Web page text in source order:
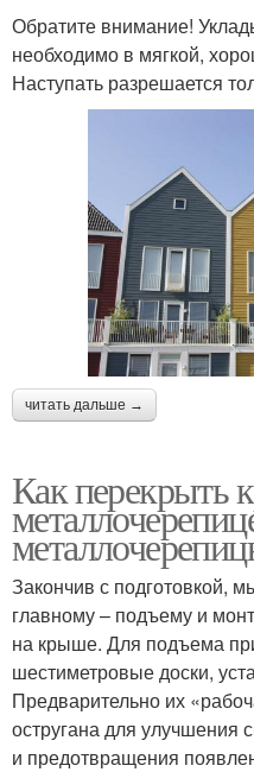
Обратите внимание!
необходимо в мягкой,
Наступать разрешается
читать дальше →
Как перекрыть
Закончив с подготовкой,
главному – подъему и
на крыше. Для подъема
шестиметровые доски,
Предварительно их
остругана для улучшения
и предотвращения